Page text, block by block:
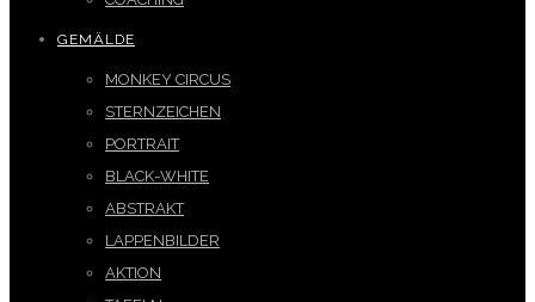
GEMÄLDE
MONKEY CIRCUS
STERNZEICHEN
PORTRAIT
BLACK-WHITE
ABSTRAKT
LAPPENBILDER
AKTION